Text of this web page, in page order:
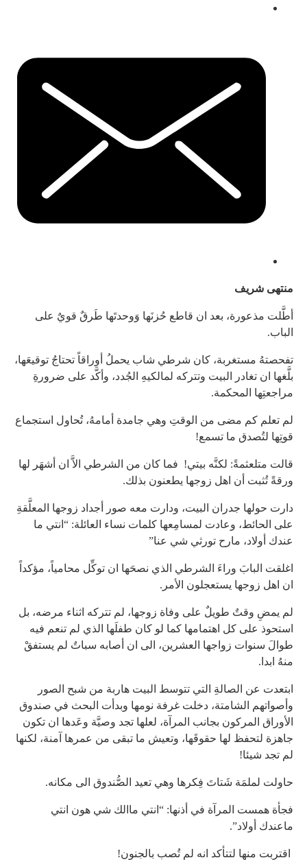
منتهى شريف
أطَّلت مذعورة، بعد ان قاطع حُزنَها وَوحدتَها طَرقٌ قويٌ على
الباب.
تفحصتهُ مستغربة، كان شرطي شاب يحملُ أوراقاً تحتاجُ توقيعَها،
بلَّغها ان تغادر البيت وتتركه لمالكيهِ الجُدد، وأكَّد على ضرورةِ
مراجعتِها المحكمة.
لم تعلم كم مضى من الوقتِ وهي جامدة أمامهُ، تُحاول استجماع
قوتِها لتُصدق ما تسمع!
قالت متلعثمةً: لكنَّه بيتي! فما كان من الشرطي الاَّ ان أشهَر لها
ورقةً تُثبت أن اهل زوجها يطعنون بذلك.
دارت حولها جدران البيت، ودارت معه صور أجداد زوجها المعلَّقةِ
على الحائط، وعادت لمسامِعها كلمات نساء العائلة: “انتي ما
عندك أولاد، مارح تورثي شي عنا”
اغلقت البابَ وراءَ الشرطي الذي نصحَها ان توكِّل محامياً، مؤكداً
ان اهل زوجها يستعجلون الأمر.
لم يمضِ وقتٌ طويلٌ على وفاة زوجها، لم تتركه اثناء مرضه، بل
استحوذ على كل اهتمامها كما لو كان طفلَها الذي لم تنعم فيه
طوالَ سنوات زواجها العشرين، الى ان أصابه سباتٌ لم يستفقْ
منهُ ابدا.
ابتعدت عن الصالةِ التي تتوسط البيت هاربة من شبح الصور
وأصواتهم الشامتة، دخلت غرفة نومها وبدأت البحث في صندوق
الأوراق المركون بجانب المرآة، لعلها تجد وصيَّة وعَدها ان تكون
جاهزة لتحفظ لها حقوقَها، وتعيش ما تبقى من عمرها آمنة، لكنها
لم تجد شيئا!
حاولت لملمَة شَتاتَ فِكرها وهي تعيد الصُّندوق الى مكانه.
فجأة همست المرآة في أذنها: “انتي ماالك شي هون انتي
ماعندك أولاد”.
اقتربت منها لتتأكد انه لم تُصب بالجنون!